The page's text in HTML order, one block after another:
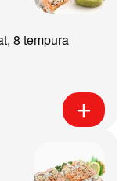
8 tempura